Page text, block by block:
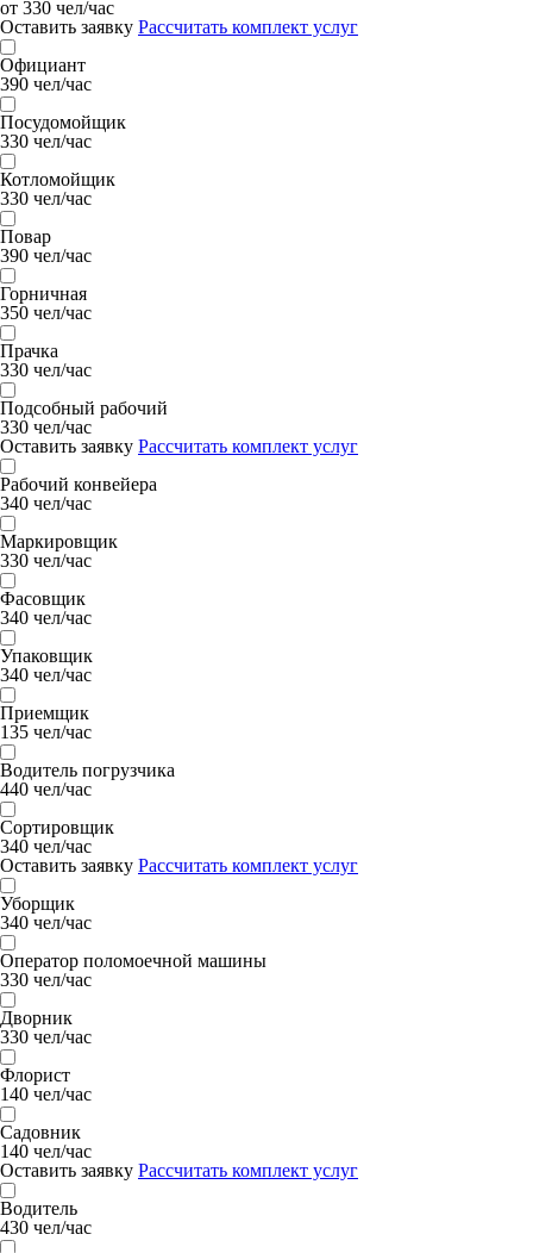
от 330 чел/час
Оставить заявку Рассчитать комплект услуг
Официант
390 чел/час
Посудомойщик
330 чел/час
Котломойщик
330 чел/час
Повар
390 чел/час
Горничная
350 чел/час
Прачка
330 чел/час
Подсобный рабочий
330 чел/час
Оставить заявку Рассчитать комплект услуг
Рабочий конвейера
340 чел/час
Маркировщик
330 чел/час
Фасовщик
340 чел/час
Упаковщик
340 чел/час
Приемщик
135 чел/час
Водитель погрузчика
440 чел/час
Сортировщик
340 чел/час
Оставить заявку Рассчитать комплект услуг
Уборщик
340 чел/час
Оператор поломоечной машины
330 чел/час
Дворник
330 чел/час
Флорист
140 чел/час
Садовник
140 чел/час
Оставить заявку Рассчитать комплект услуг
Водитель
430 чел/час